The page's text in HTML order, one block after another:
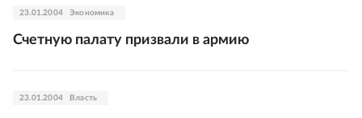
23.01.2004 Экономика
Счетную палату призвали в армию
23.01.2004 Власть